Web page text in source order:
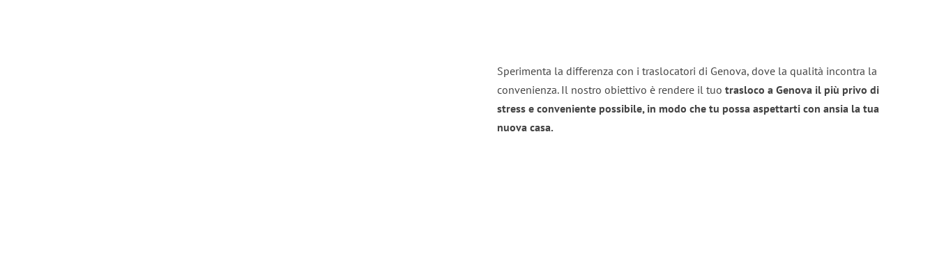
Sperimenta la differenza con i traslocatori di Genova, dove la qualità incontra la
convenienza. Il nostro obiettivo è rendere il tuo trasloco a Genova il più privo di
stress e conveniente possibile, in modo che tu possa aspettarti con ansia la tua
nuova casa.